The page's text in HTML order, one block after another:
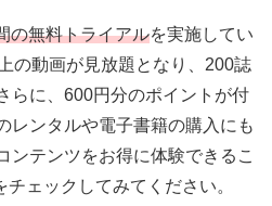
の無料トライアルを実施してい
の動画が見放題となり、200誌
らに、600円分のポイントが付
レンタルや電子書籍の購入にも
ンテンツをお得に体験できるこ
ェックしてみてください。